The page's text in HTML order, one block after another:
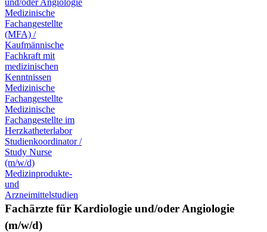
Medizinische
Fachangestellte
(MFA) /
Kaufmännische
Fachkraft mit
medizinischen
Kenntnissen
Medizinische
Fachangestellte
Medizinische
Fachangestellte im
Herzkatheterlabor
Studienkoordinator /
Study Nurse
(m/w/d)
Medizinprodukte-
und
Arzneimittelstudien
Fachärzte für Kardiologie und/oder Angiologie
(m/w/d)